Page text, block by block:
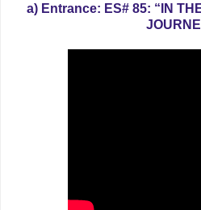
a) Entrance: ES# 85: “ IN